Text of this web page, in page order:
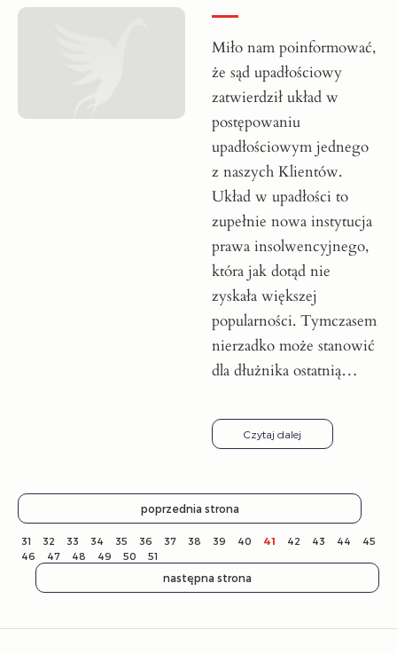
Miło nam poinformować,
że sąd upadłościowy
zatwierdził układ w
postępowaniu
upadłościowym jednego
z naszych Klientów.
Układ w upadłości to
zupełnie nowa instytucja
prawa insolwencyjnego,
która jak dotąd nie
zyskała większej
popularności. Tymczasem
nierzadko może stanowić
dla dłużnika ostatnią…
Czytaj dalej
poprzednia strona
31 32 33 34 35 36 37 38 39 40 41 42 43 44
45
46
47 48 49 50 51
następna strona